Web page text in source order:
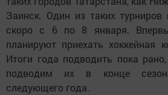
Заинск. Один из таких
скоро с 6 по 8 января.
планируют приехать хоккейная
Итоги года подводить пока
подводим их в конце
следующего года.